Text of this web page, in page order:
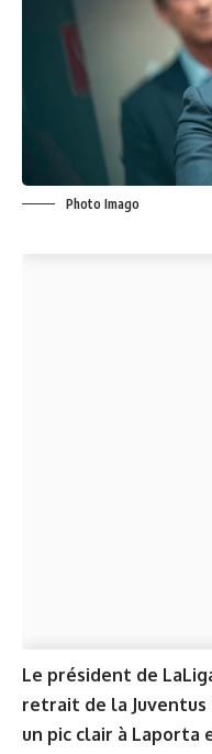
Photo Imago
Le président de
retrait de la Juventus
un pic clair à Laporta